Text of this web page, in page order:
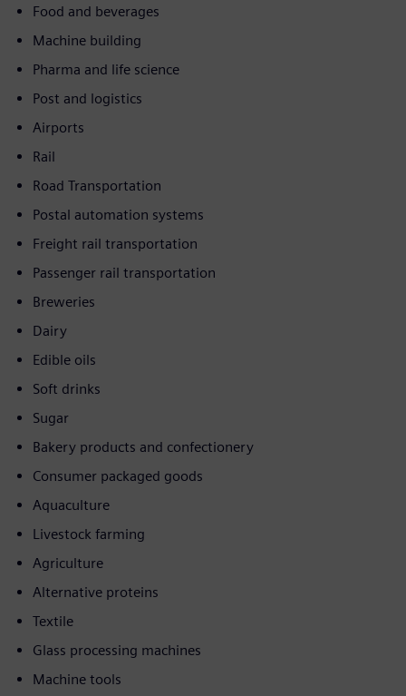
Food and beverages
Machine building
Pharma and life science
Post and logistics
Airports
Rail
Road Transportation
Postal automation systems
Freight rail transportation
Passenger rail transportation
Breweries
Dairy
Edible oils
Soft drinks
Sugar
Bakery products and confectionery
Consumer packaged goods
Aquaculture
Livestock farming
Agriculture
Alternative proteins
Textile
Glass processing machines
Machine tools